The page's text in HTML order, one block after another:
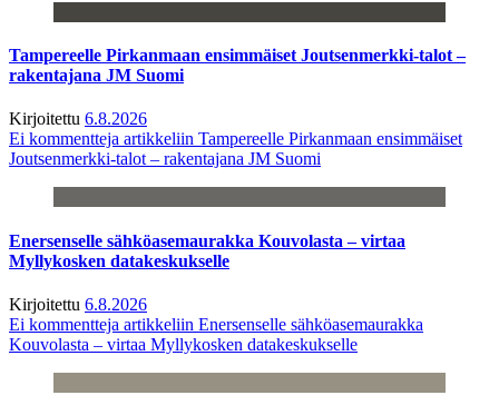
Tampereelle Pirkanmaan ensimmäiset Joutsenmerkki-talot –
rakentajana JM Suomi
Kirjoitettu 6.8.2026
Ei kommentteja artikkeliin Tampereelle Pirkanmaan ensimmäiset
Joutsenmerkki-talot – rakentajana JM Suomi
Enersenselle sähköasemaurakka Kouvolasta – virtaa
Myllykosken datakeskukselle
Kirjoitettu 6.8.2026
Ei kommentteja artikkeliin Enersenselle sähköasemaurakka
Kouvolasta – virtaa Myllykosken datakeskukselle